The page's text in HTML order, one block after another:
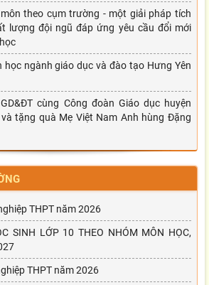
theo cụm trường - một giải pháp tích
lượng đội ngũ đáp ứng yêu cầu đổi mới
học ngành giáo dục và đào tạo Hưng Yên
cùng Công đoàn Giáo dục huyện
tặng quà Mẹ Việt Nam Anh hùng Đặng
THPT năm 2026
SINH LỚP 10 THEO NHÓM MÔN HỌC,
THPT năm 2026